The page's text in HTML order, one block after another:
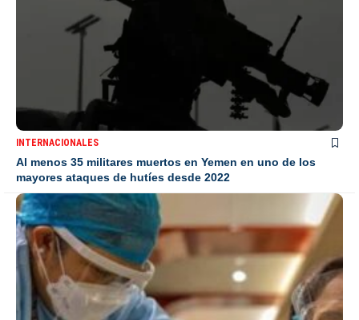
INTERNACIONALES
Al menos 35 militares muertos en Yemen en uno de los
mayores ataques de hutíes desde 2022